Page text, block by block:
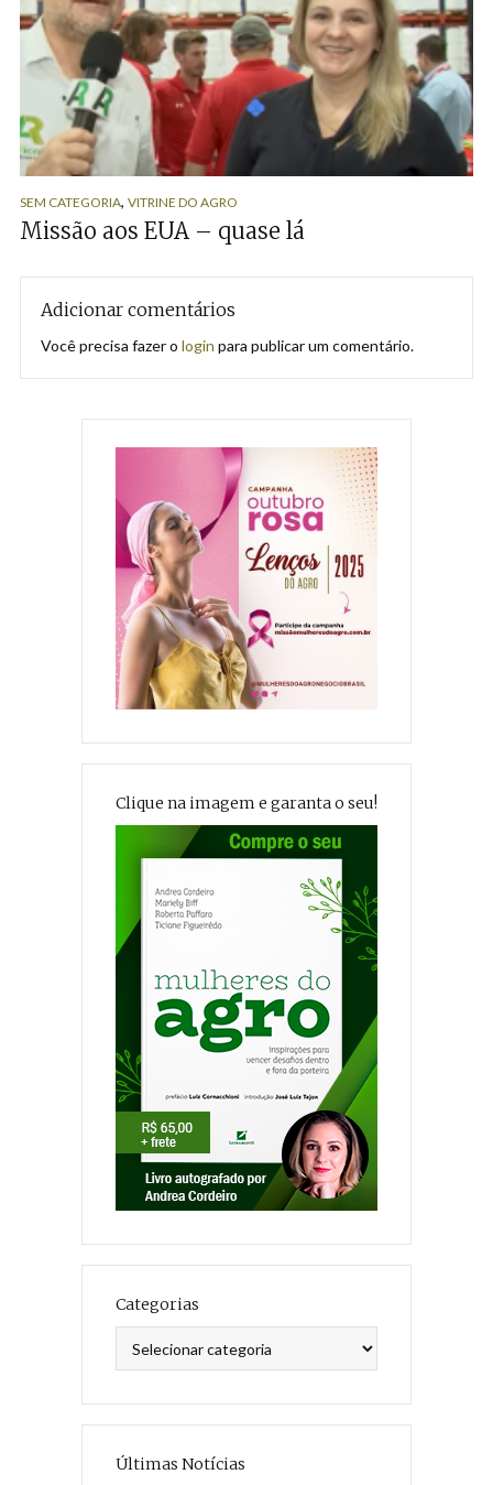
SEM CATEGORIA, VITRINE DO AGRO
Missão aos EUA – quase lá
Adicionar comentários
Você precisa fazer o login para publicar um comentário.
Clique na imagem e garanta o seu!
Categorias
Últimas Notícias